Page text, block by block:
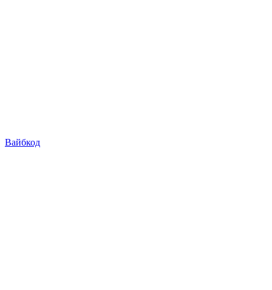
Вайбкод